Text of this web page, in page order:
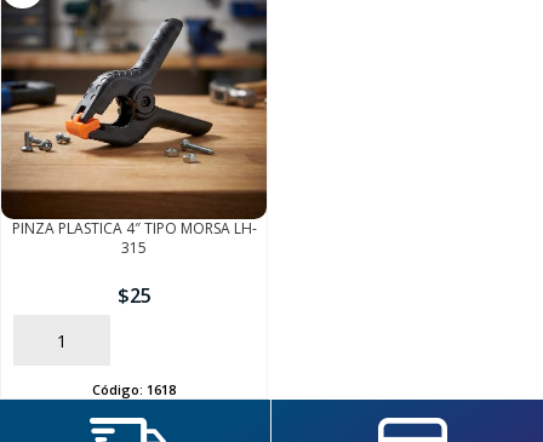
PINZA PLASTICA 4″ TIPO MORSA LH-
315
$25
AÑADIR
Código: 1618